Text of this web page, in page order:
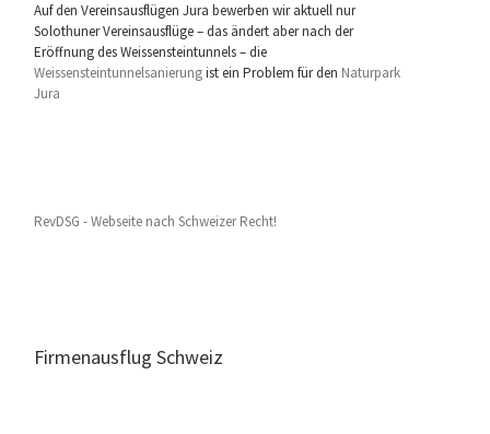
Auf den Vereinsausflügen Jura bewerben wir aktuell nur
Solothuner Vereinsausflüge – das ändert aber nach der
Eröffnung des Weissensteintunnels – die
Weissensteintunnelsanierungist ein Problem für den Naturpark
Jura
RevDSG - Webseite nach Schweizer Recht!
Firmenausflug Schweiz